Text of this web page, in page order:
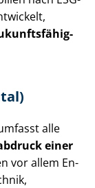
alle
einer
vor allem En­